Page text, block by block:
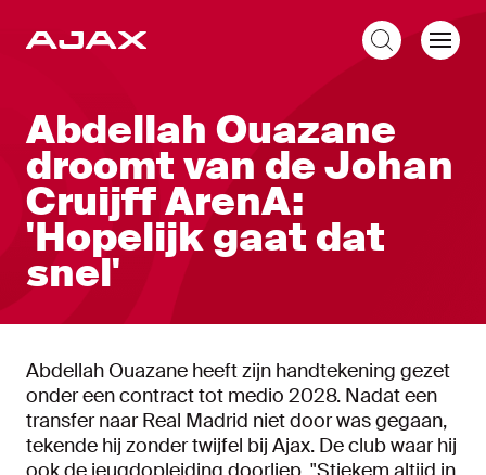
Abdellah Ouazane
droomt van de Johan
Cruijff ArenA:
'Hopelijk gaat dat
snel'
Abdellah Ouazane heeft zijn handtekening gezet
onder een contract tot medio 2028. Nadat een
transfer naar Real Madrid niet door was gegaan,
tekende hij zonder twijfel bij Ajax. De club waar hij